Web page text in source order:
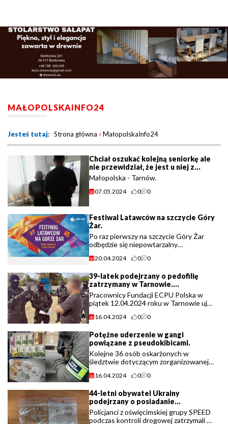
MAŁOPOLSKAINFO24
Jesteś tutaj: Strona główna › MałopolskaInfo24
Chciał oszukać kolejną seniorkę ale
nie przewidział, że jest u niej z
wizytą wnuk – policjant.
Małopolska - Tarnów.
07.05.2024 0 0
Festiwal Latawców na szczycie Góry
Żar.
Po raz pierwszy na szczycie Góry Żar
odbędzie się niepowtarzalny
20.04.2024 0 0
39-latek podejrzany o pedofilię
zatrzymany w Tarnowie.
(małopolskainfo24)
Pracownicy Fundacji ECPU Polska w
piątek 12.04.2024 roku w Tarnowie ujęli
nastolatką na terenie miasta. Ujęty
(...)
16.04.2024 0 0
Potężne uderzenie w gangi
powiązane z pseudokibicami.
Kolejne 36 osób oskarżonych w
śledztwie dotyczącym zorganizowanej
środowiskiem krakowskich
16.04.2024 0 0
44-letni obywatel Ukrainy
podejrzany o posiadanie
narkotyków i kierowanie pod
wpływem amfetaminy.
Policjanci z oświęcimskiej grupy SPEED
podczas kontroli drogowej zatrzymali 44